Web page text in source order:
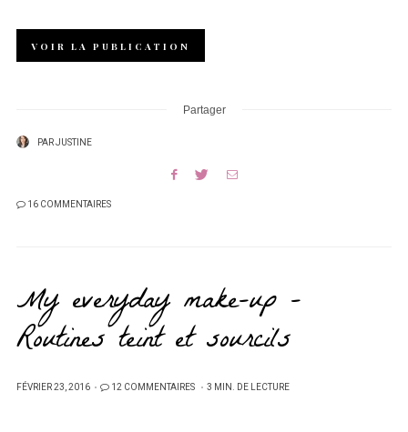
VOIR LA PUBLICATION
Partager
PARJUSTINE
16 COMMENTAIRES
My everyday make-up –
Routines teint et sourcils
PUBLIÉ
FÉVRIER 23, 2016 12 COMMENTAIRES 3 MIN. DE LECTURE